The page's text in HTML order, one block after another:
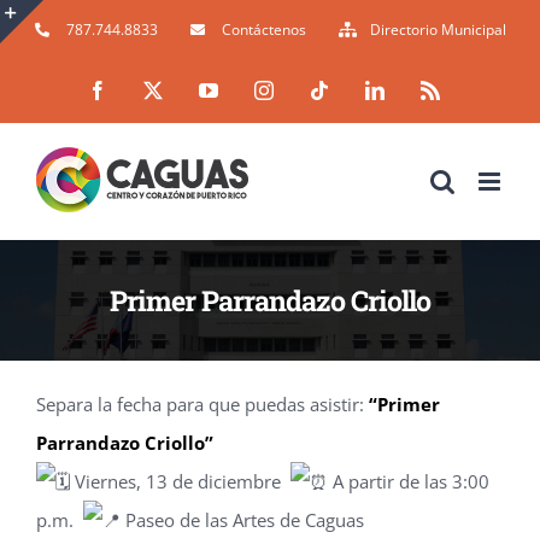
Skip
787.744.8833 Contáctenos Directorio Municipal
Facebook YouTubeInstagramTiktok LinkedIn
Primer Parrandazo Criollo
Separa la fecha para que puedas asistir: “Primer
Parrandazo Criollo”
Viernes, 13 de diciembre
A partir de las 3:00
p.m.
Paseo de las Artes de Caguas